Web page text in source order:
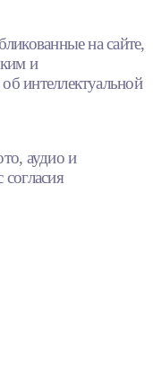
на сайте,
и
интеллектуальной
аудио и